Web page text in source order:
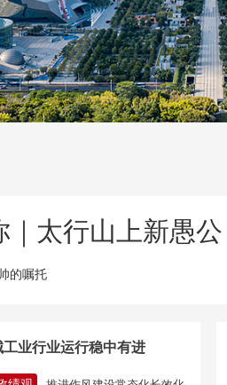
｜太行山上新愚公
的嘱托
工业行业运行稳中有进